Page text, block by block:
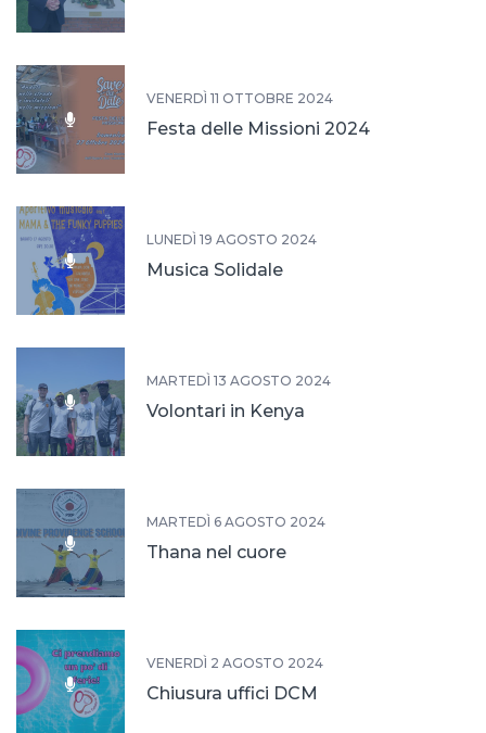
VENERDÌ 11 OTTOBRE 2024
Festa delle Missioni 2024
LUNEDÌ 19 AGOSTO 2024
Musica Solidale
MARTEDÌ 13 AGOSTO 2024
Volontari in Kenya
MARTEDÌ 6 AGOSTO 2024
Thana nel cuore
VENERDÌ 2 AGOSTO 2024
Chiusura uffici DCM